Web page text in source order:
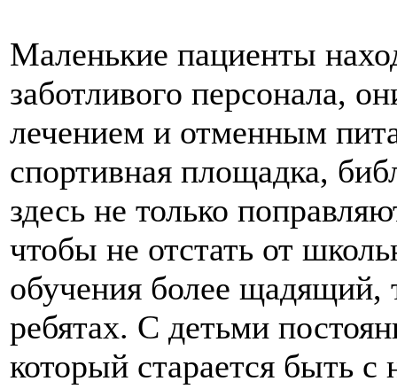
Маленькие пациенты
заботливого персонала,
лечением и отменным
спортивная площадка,
здесь не только
чтобы не отстать от
обучения более щадящий,
ребятах. С детьми
который старается быть